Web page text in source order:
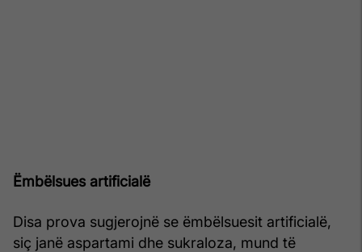
Ëmbëlsues artificialë
Disa prova sugjerojnë se ëmbëlsuesit artificialë,
siç janë aspartami dhe sukraloza, mund të